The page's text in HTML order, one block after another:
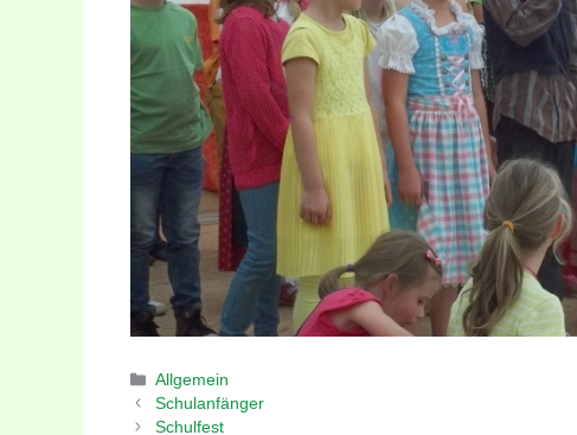
Kategorien
Allgemein
Schulanfänger
Schulfest